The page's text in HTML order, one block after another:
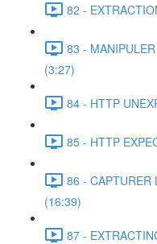
82 -
83 -
(3:27)
84 - HTTP
85 - HTTP
86 - CAPTURER
(16:39)
87 -